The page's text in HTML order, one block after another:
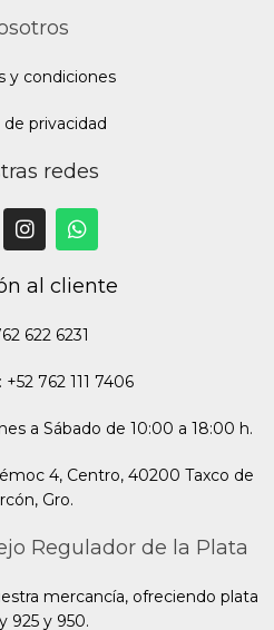
y condiciones
de privacidad
redes
al cliente
622 6231
762 111 7406
a Sábado de 10:00 a 18:00 h.
4, Centro, 40200 Taxco de
Gro.
Regulador de la Plata
mercancía, ofreciendo plata
925 y 950.